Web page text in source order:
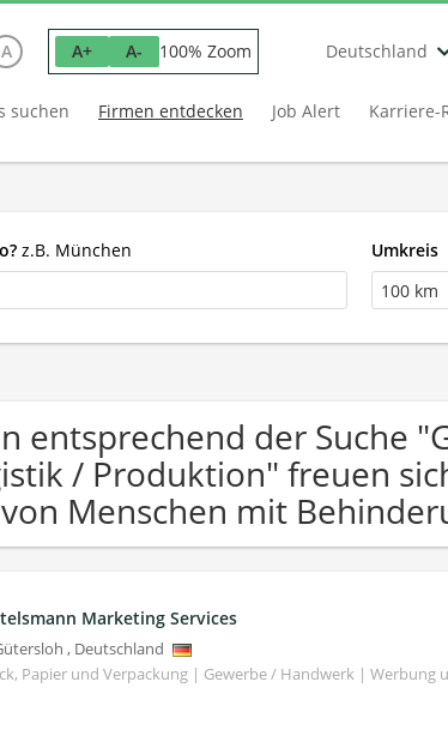
A A+ A- 100% Zoom Deutschland
suchen Firmen entdecken Job Alert Karriere-
z.B. München
Umkreis
100 km
entsprechend der Suche
/ Produktion" freuen
Menschen mit
Marketing Services
, Deutschland
Papier und Verpackung | Gewerbe / Handwerk | Werbung